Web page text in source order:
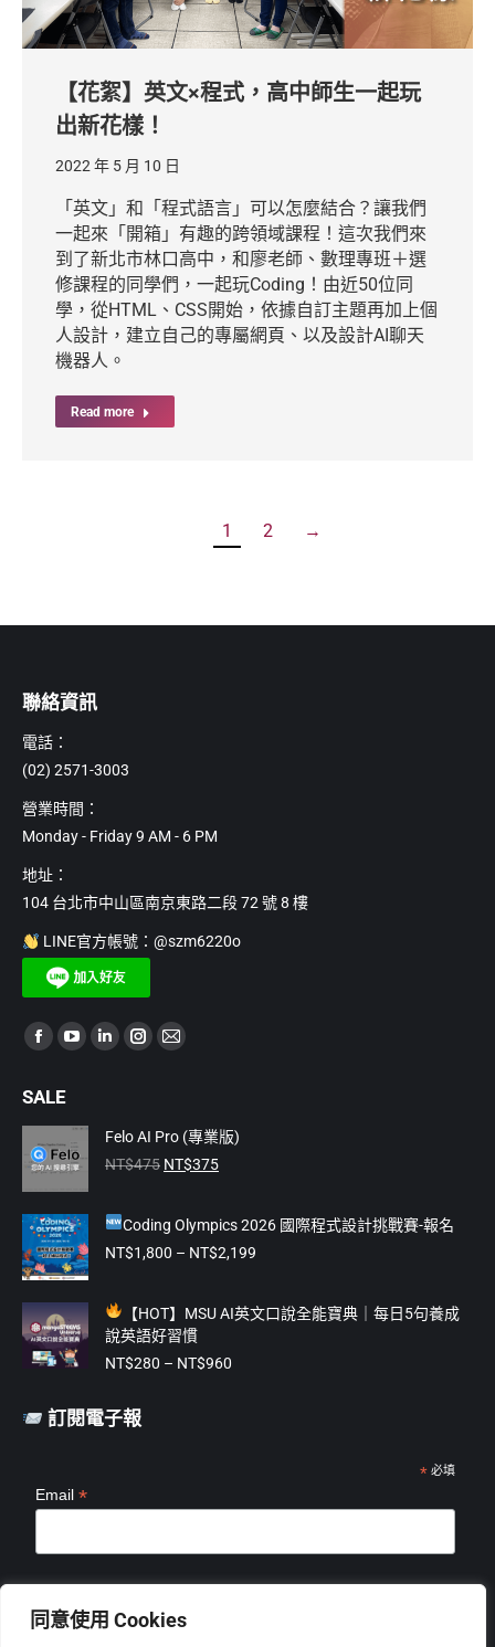
同意使用 Cookies
【花絮】英文×程式，高中師生一起玩
出新花樣！
2022 年 5 月 10 日
「英文」和「程式語言」可以怎麼結合？讓我們
一起來「開箱」有趣的跨領域課程！這次我們來
到了新北市林口高中，和廖老師、數理專班＋選
修課程的同學們，一起玩Coding！由近50位同
學，從HTML、CSS開始，依據自訂主題再加上個
人設計，建立自己的專屬網頁、以及設計AI聊天
機器人。
Read more
1 2 →
聯絡資訊
電話：
(02) 2571-3003
營業時間：
Monday - Friday 9 AM - 6 PM
地址：
104 台北市中山區南京東路二段 72 號 8 樓
LINE官方帳號：@szm6220o
Find us on:
Facebook
opens
new
window
YouTube
new
window
Linkedin
in
new
Instagram
in
new
Mail
in
new
SALE
Felo AI Pro (專業版)
NT$475 原
格：
NT$475。
NT$375目
格：
NT$375。
Coding Olympics 2026 國際程式設計挑戰賽-報名
NT$1,800 – NT$2,199
圍：
【HOT】MSU AI英文口說全能寶典｜每日5句養成
說英語好習慣
NT$280 – NT$960
訂閱電子報
* 必填
Email*